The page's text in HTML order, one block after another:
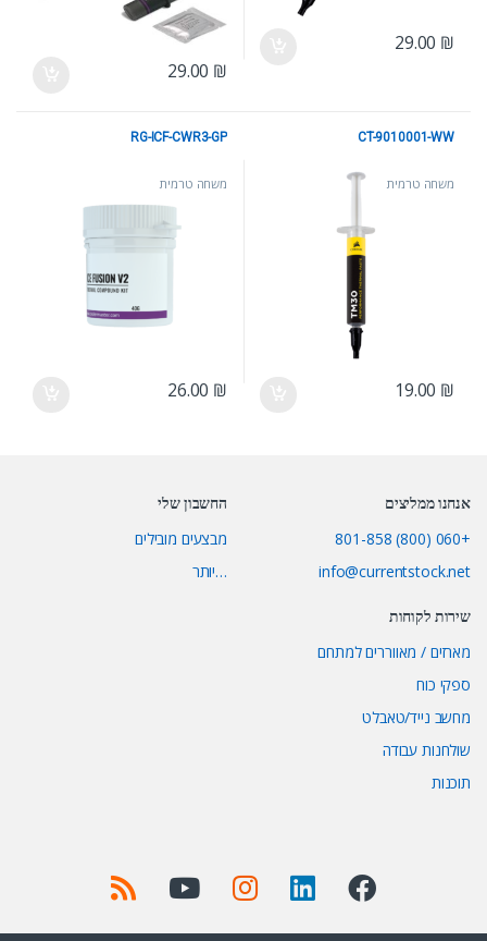
29.00 ₪
29.00 ₪
משחה טרמית
CT-9010001-WW
19.00 ₪
משחה טרמית
RG-ICF-CWR3-GP
26.00 ₪
אנחנו ממליצים
+060 (800) 801-858
info@currentstock.net
החשבון שלי
מבצעים מובילים
…יותר
שירות לקוחות
מארזים / מאווררים למתחם
ספקי כוח
מחשב נייד/טאבלט
שולחנות עבודה
תוכנות